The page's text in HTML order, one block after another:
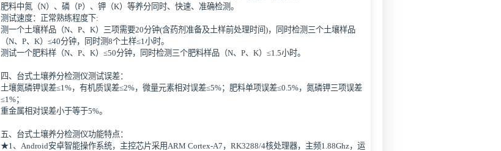
肥料中氮（N）、磷（P）、钾（K）等养分同时、快速、准确检测。
测试速度：正常熟练程度下:
测一个土壤样品（N、P、K）三项需要20分钟(含药剂准备及土样前处理时间)，同时检测三个土壤样品
（N、P、K）≤40分钟，同时测8个土样≤1小时。
测试一个肥料样（N、P、K）≤50分钟，同时检测三个肥料样品（N、P、K）≤1.5小时。
四、台式土壤养分检测仪测试误差：
土壤氮磷钾误差≤1%，有机质误差≤2%，微量元素相对误差≤5%；肥料单项误差≤0.5%，氮磷钾三项误差
≤1%；
重金属相对误差小于等于5%。
五、台式土壤养分检测仪功能特点：
★1、Android安卓智能操作系统，主控芯片采用ARM Cortex-A7，RK3288/4核处理器，主频1.88Ghz，运